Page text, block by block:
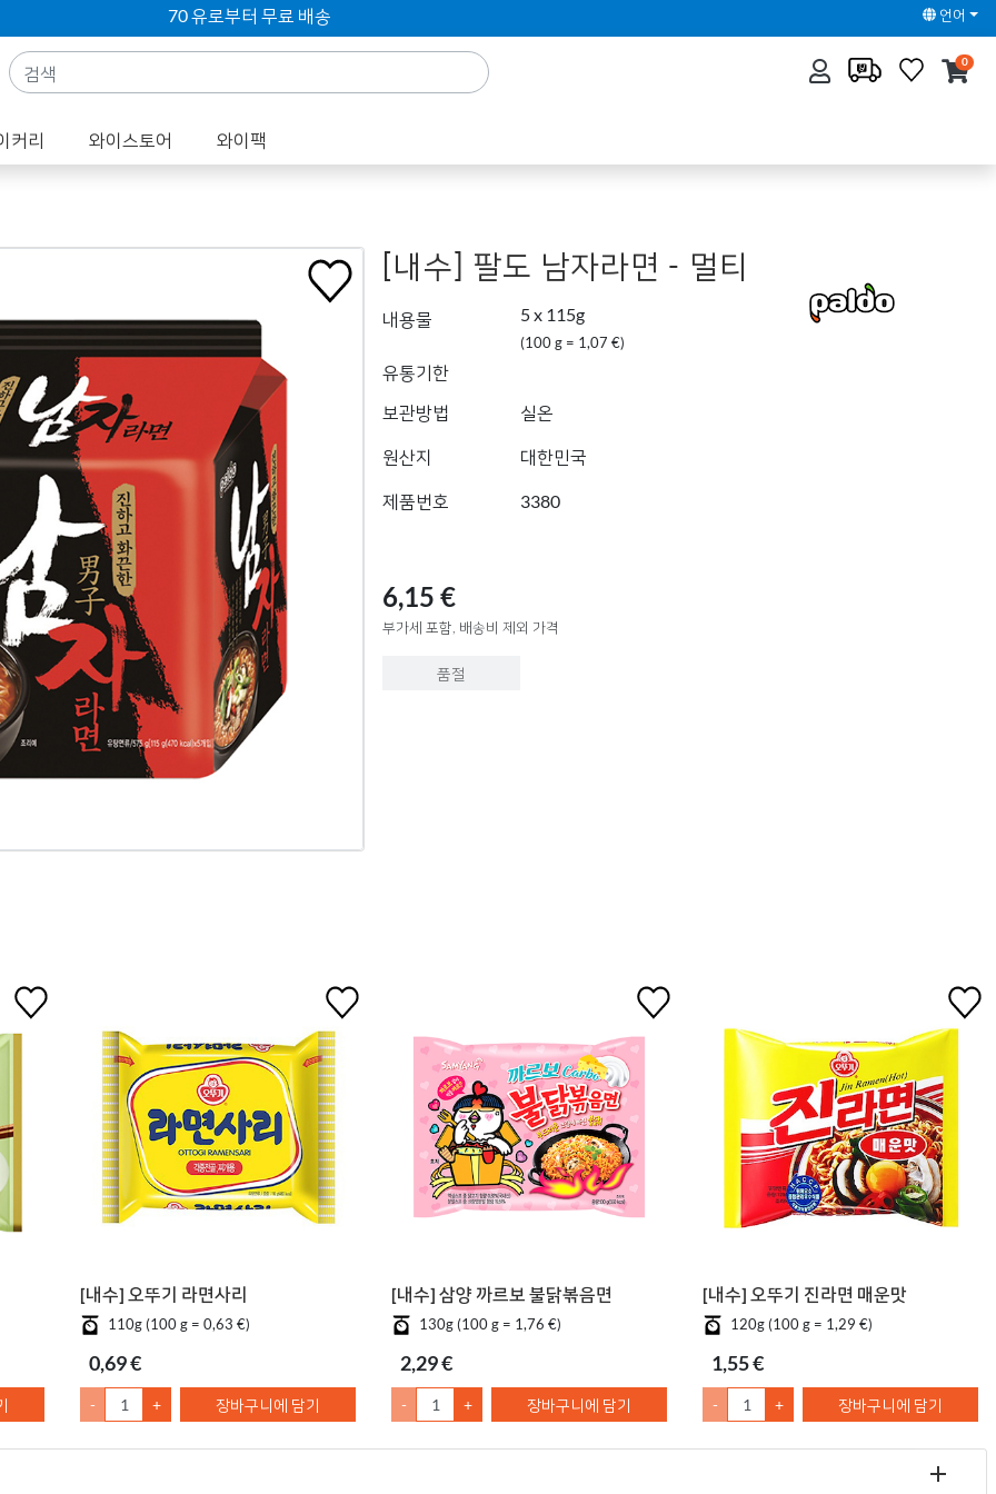
70 유로부터 무료 배송 언어
0
커리 와이스토어 와이팩
[내수] 팔도 남자라면 - 멀티
내용물 5 x 115g
(100 g = 1,07 €)
유통기한
보관방법
실온
원산지 대한민국
제품번호 3380
6,15 €
부가세 포함, 배송비 제외 가격
품절
[내수] 오뚜기 라면사리
110g (100 g = 0,63 €)
0,69 €
- + 장바구니에 담기
[내수] 삼양 까르보 불닭볶음면
130g (100 g = 1,76 €)
2,29 €
- + 장바구니에 담기
[내수] 오뚜기 진라면 매운맛
120g (100 g = 1,29 €)
1,55 €
- + 장바구니에 담기